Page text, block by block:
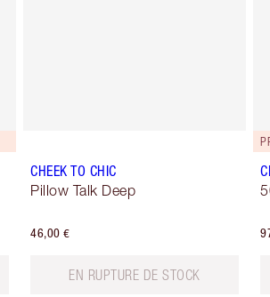
CHEEK TO CHIC
Pillow Talk Deep
46,00 €
EN RUPTURE DE STOCK